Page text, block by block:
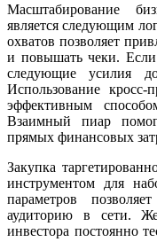
Масштабирование
является следующим
охватов позволяет
и повышать чеки.
следующие усилия
Использование
эффективным
Взаимный пиар
прямых финансовых
Закупка
инструментом для
параметров
аудиторию в сети.
инвестора постоянно